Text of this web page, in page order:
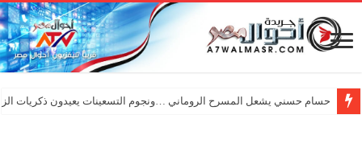
حسام حسني يشعل المسرح الروماني …ونجوم التسعينات يعيدون ذكريات